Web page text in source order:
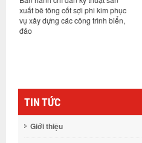
xuất bê tông cốt sợi phi kim phục
vụ xây dựng các công trình biển,
đảo
TIN TỨC
Giới thiệu